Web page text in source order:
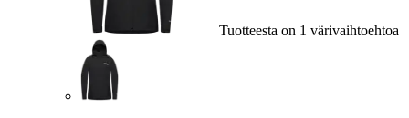
Tuotteesta on 1 värivaihtoehtoa